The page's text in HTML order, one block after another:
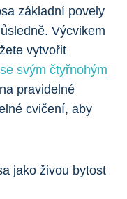
základní povely
Výcvikem
vytvořit
svým čtyřnohým
pravidelné
cvičení, aby
jako živou bytost